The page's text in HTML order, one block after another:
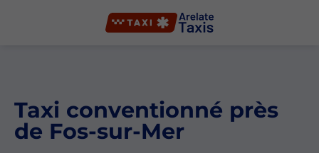
Taxi conventionné près
de Fos-sur-Mer